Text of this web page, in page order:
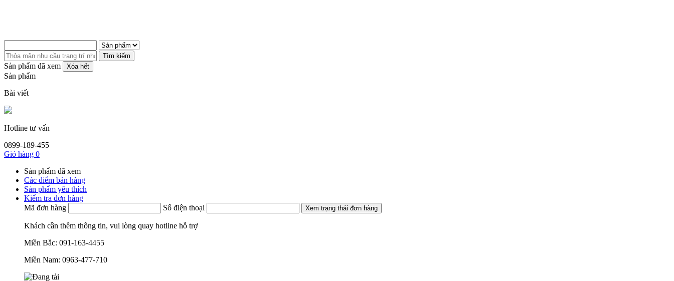
Tìm kiếm
Sản phẩm đã xem Xóa hết
Sản phẩm
Bài viết
Hotline tư vấn
0899-189-455
Giỏ hàng 0
Sản phẩm đã xem
Các điểm bán hàng
Sản phẩm yêu thích
Kiểm tra đơn hàng
Mã đơn hàng
Số điện thoại Xem trạng thái đơn hàng
Khách cần thêm thông tin, vui lòng quay hotline hỗ trợ
Miền Bắc: 091-163-4455
Miền Nam: 0963-477-710